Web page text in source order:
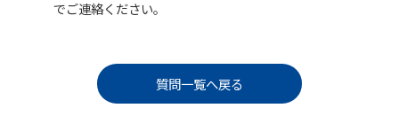
でご連絡ください。
質問一覧へ戻る